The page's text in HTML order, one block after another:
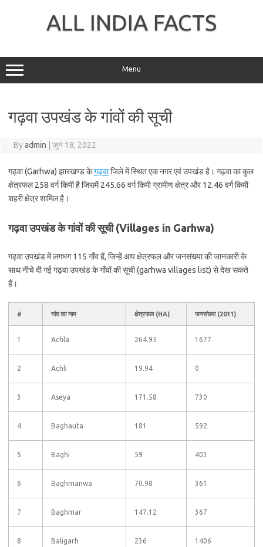
ALL INDIA FACTS
Menu
गढ़वा उपखंड के गांवों की सूची
Byadmin जून 18, 2022
गढ़वा (Garhwa) झारखण्ड केगढ़वाजिले में स्थित एक नगर एवं उपखंड है। गढ़वा का कुल
क्षेत्रफल 258 वर्ग किमी है जिसमें 245.66 वर्ग किमी ग्रामीण क्षेत्र और 12.46 वर्ग किमी
शहरी क्षेत्र शामिल है।
गढ़वा उपखंड के गांवों की सूची (Villages in Garhwa)
गढ़वा उपखंड में लगभग 115 गाँव हैं, जिन्हें आप क्षेत्रफल और जनसंख्या की जानकारी के
साथ नीचे दी गई गढ़वा उपखंड के गाँवों की सूची (garhwa villages list) से देख सकते
हैं।
# गांव का नाम क्षेत्रफल (HA) जनसंख्या (2011)
1 Achla 264.95 1677
2 Achli 19.94 0
3 Aseya 171.58 730
4 Baghauta 181 592
5 Baghi 59 403
6 Baghmanwa 70.98 361
7 Baghmar 147.12 367
8 Baligarh 236 1406